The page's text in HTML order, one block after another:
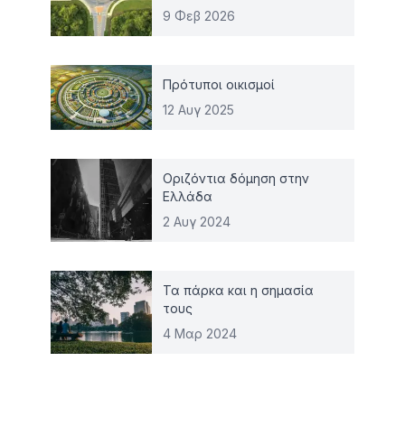
9 Φεβ 2026
Πρότυποι οικισμοί
12 Αυγ 2025
Οριζόντια δόμηση στην
Ελλάδα
2 Αυγ 2024
Τα πάρκα και η σημασία
τους
4 Μαρ 2024